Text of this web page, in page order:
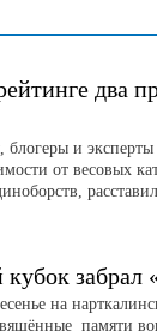
два
и эксперты
от весовых
забрал
на
памяти